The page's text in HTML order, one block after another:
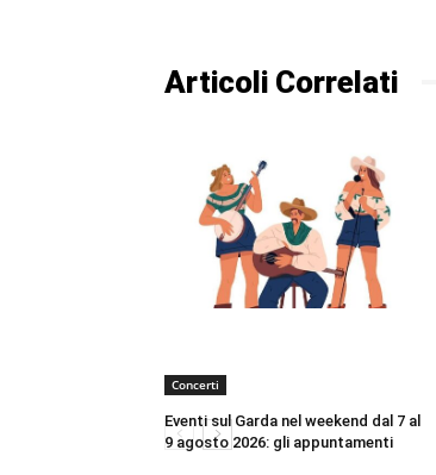
Articoli Correlati
Concerti
Eventi sul Garda nel weekend dal 7 al
9 agosto 2026: gli appuntamenti